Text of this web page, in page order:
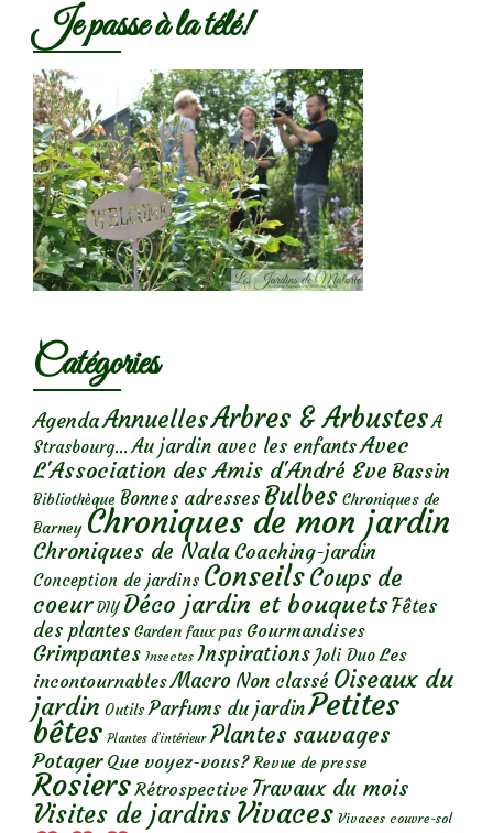
Je passe à la télé!
Catégories
AgendaAnnuellesArbres & Arbustes A
Strasbourg... Au jardin avec les enfantsAvec
L'Association des Amis d'André Eve Bassin
Bibliothèque Bonnes adresses Bulbes Chroniques de
Barney Chroniques de mon jardin
Chroniques de Nala Coaching-jardin
Conception de jardins ConseilsCoups de
coeur DIY Déco jardin et bouquetsFêtes
des plantes Garden faux pas Gourmandises
Grimpantes Insectes Inspirations Joli Duo Les
incontournables Macro Non classé Oiseaux du
jardin Outils Parfums du jardinPetites
bêtes Plantes d’intérieur Plantes sauvages
Potager Que voyez-vous? Revue de presse
Rosiers Rétrospective Travaux du mois
Visites de jardins Vivaces Vivaces couvre-sol